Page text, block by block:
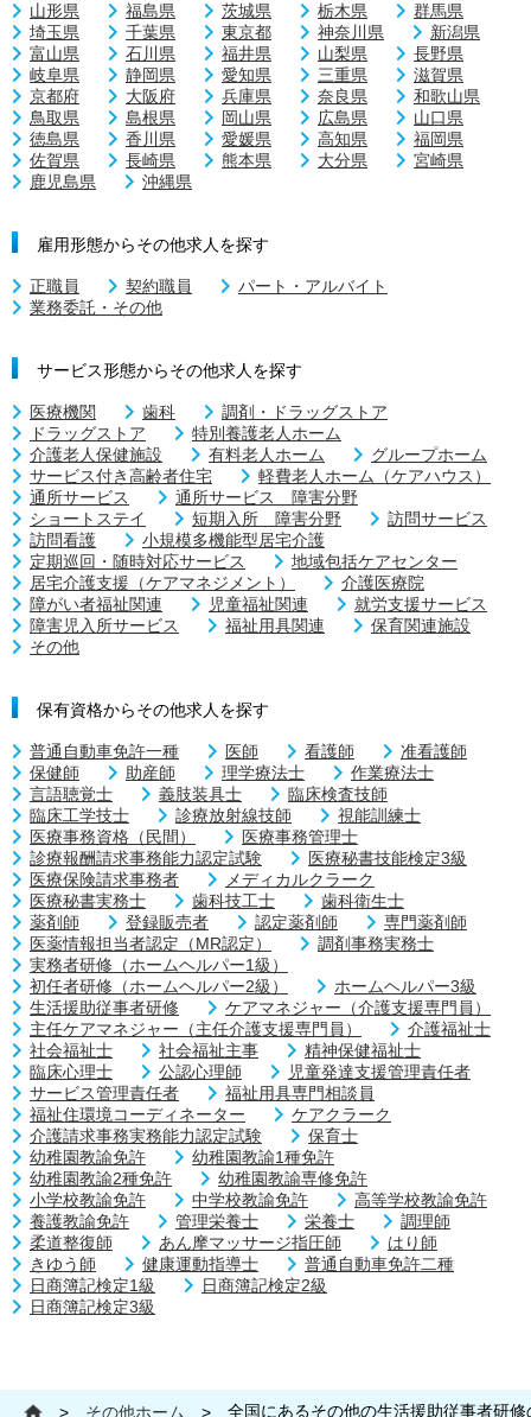
山形県
福島県 茨城県 栃木県
群馬県
埼玉県
千葉県 東京都 神奈川県
新潟県
富山県
石川県 福井県 山梨県
長野県
岐阜県
静岡県 愛知県 三重県
滋賀県
京都府
大阪府 兵庫県 奈良県
和歌山県
鳥取県
島根県 岡山県 広島県
山口県
徳島県
香川県 愛媛県 高知県
福岡県
佐賀県
長崎県 熊本県 大分県
宮崎県
鹿児島県
沖縄県
雇用形態からその他求人を探す
正職員 契約職員
パート・アルバイト
業務委託・その他
サービス形態からその他求人を探す
医療機関 歯科
調剤・ドラッグストア
ドラッグストア
特別養護老人ホーム
介護老人保健施設
有料老人ホーム
グループホーム
サービス付き高齢者住宅
軽費老人ホーム（ケアハウス）
通所サービス
通所サービス 障害分野
ショートステイ
短期入所 障害分野
訪問サービス
訪問看護
小規模多機能型居宅介護
定期巡回・随時対応サービス
地域包括ケアセンター
居宅介護支援（ケアマネジメント）
介護医療院
障がい者福祉関連
児童福祉関連
就労支援サービス
障害児入所サービス
福祉用具関連
保育関連施設
その他
保有資格からその他求人を探す
普通自動車免許一種 医師 看護師
准看護師
保健師
助産師 理学療法士
作業療法士
言語聴覚士
義肢装具士
臨床検査技師
臨床工学技士
診療放射線技師
視能訓練士
医療事務資格（民間）
医療事務管理士
診療報酬請求事務能力認定試験
医療秘書技能検定3級
医療保険請求事務者
メディカルクラーク
医療秘書実務士
歯科技工士
歯科衛生士
薬剤師
登録販売者 認定薬剤師
専門薬剤師
医薬情報担当者認定（MR認定）
調剤事務実務士
実務者研修（ホームヘルパー1級）
初任者研修（ホームヘルパー2級）
ホームヘルパー3級
生活援助従事者研修
ケアマネジャー（介護支援専門員）
主任ケアマネジャー（主任介護支援専門員）
介護福祉士
社会福祉士
社会福祉主事
精神保健福祉士
臨床心理士
公認心理師
児童発達支援管理責任者
サービス管理責任者
福祉用具専門相談員
福祉住環境コーディネーター
ケアクラーク
介護請求事務実務能力認定試験
保育士
幼稚園教諭免許
幼稚園教諭1種免許
幼稚園教諭2種免許
幼稚園教諭専修免許
小学校教諭免許
中学校教諭免許
高等学校教諭免許
養護教諭免許
管理栄養士 栄養士
調理師
柔道整復師
あん摩マッサージ指圧師
はり師
きゆう師
健康運動指導士
普通自動車免許二種
日商簿記検定1級
日商簿記検定2級
日商簿記検定3級
> その他ホーム > 全国にあるその他の生活援助従事者研修